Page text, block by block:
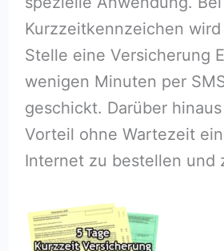
Kurzzeitkennzeichen
Stelle eine Versicherung
wenigen Minuten per
geschickt. Darüber
Vorteil ohne Wartezeit
Internet zu bestellen und